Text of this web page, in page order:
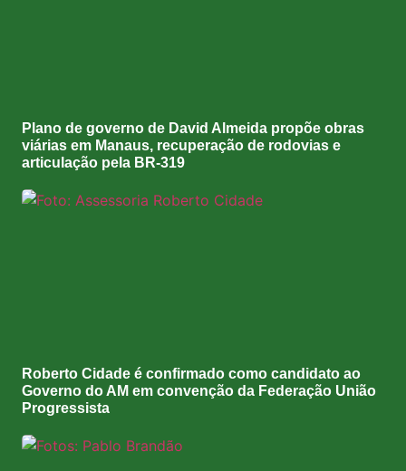
Plano de governo de David Almeida propõe obras
viárias em Manaus, recuperação de rodovias e
articulação pela BR-319
Roberto Cidade é confirmado como candidato ao
Governo do AM em convenção da Federação União
Progressista